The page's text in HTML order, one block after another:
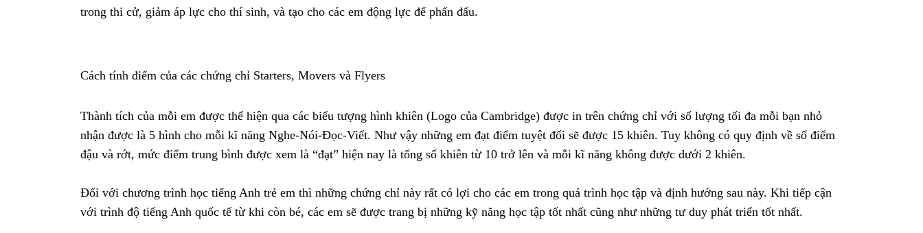
trong thi cử, giảm áp lực cho thí sinh, và tạo cho các em động lực để phấn đấu.
Cách tính điểm của các chứng chỉ Starters, Movers và Flyers
Thành tích của mỗi em được thể hiện qua các biểu tượng hình khiên (Logo của Cambridge) được in trên chứng chỉ với số lượng tối đa mỗi bạn nhỏ
nhận được là 5 hình cho mỗi kĩ năng Nghe-Nói-Đọc-Viết. Như vậy những em đạt điểm tuyệt đối sẽ được 15 khiên. Tuy không có quy định về số điểm
đậu và rớt, mức điểm trung bình được xem là “đạt” hiện nay là tổng số khiên từ 10 trở lên và mỗi kĩ năng không được dưới 2 khiên.
Đối với chương trình học tiếng Anh trẻ em thì những chứng chỉ này rất có lợi cho các em trong quá trình học tập và định hướng sau này. Khi tiếp cận
với trình độ tiếng Anh quốc tế từ khi còn bé, các em sẽ được trang bị những kỹ năng học tập tốt nhất cũng như những tư duy phát triển tốt nhất.